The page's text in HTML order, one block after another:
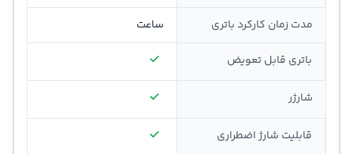
مدت زمان کارکرد باتری ساعت
باتری قابل تعویض
شارژر
قابلیت شارژ اضطراری